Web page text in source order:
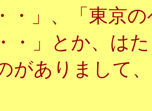
・」、「東京
・」とか、は
がありまして